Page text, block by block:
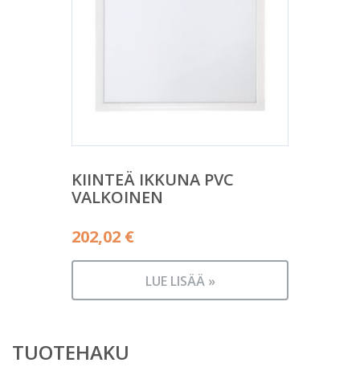
KIINTEÄ IKKUNA PVC
VALKOINEN
202,02 €
LUE LISÄÄ »
TUOTEHAKU